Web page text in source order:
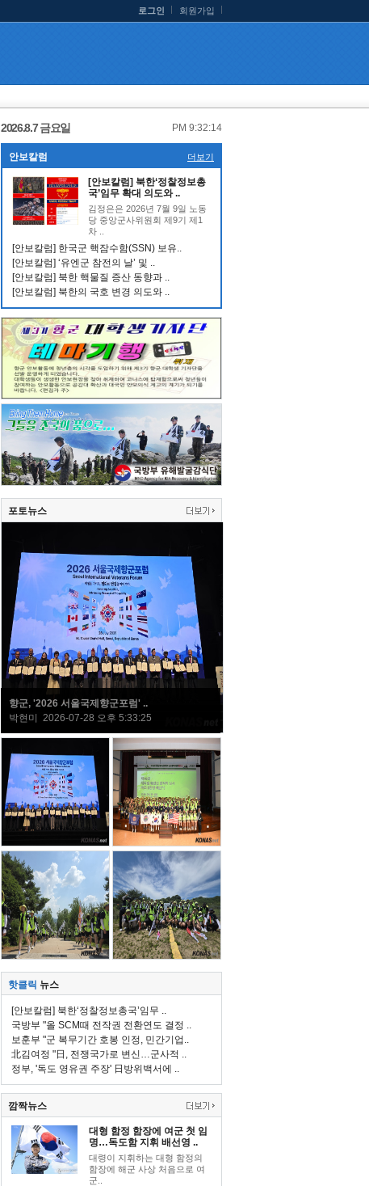
로그인 회원가입
2026.8.7 금요일 PM 9:32:14
안보칼럼 더보기
[안보칼럼] 북한‘정찰정보총
국’임무 확대 의도와 ..
김정은은 2026년 7월 9일 노동
당 중앙군사위원회 제9기 제1
차 ..
[안보칼럼] 한국군 핵잠수함(SSN) 보유..
[안보칼럼] ‘유엔군 참전의 날’ 및 ..
[안보칼럼] 북한 핵물질 증산 동향과 ..
[안보칼럼] 북한의 국호 변경 의도와 ..
포토뉴스
향군, '2026 서울국제향군포럼' ..
박현미 2026-07-28 오후 5:33:25
핫클릭 뉴스
[안보칼럼] 북한‘정찰정보총국’임무 ..
국방부 "올 SCM때 전작권 전환연도 결정 ..
보훈부 "군 복무기간 호봉 인정, 민간기업..
北김여정 "日, 전쟁국가로 변신…군사적 ..
정부, '독도 영유권 주장' 日방위백서에 ..
깜짝뉴스
대형 함정 함장에 여군 첫 임
명…독도함 지휘 배선영 ..
대령이 지휘하는 대형 함정의
함장에 해군 사상 처음으로 여
군..